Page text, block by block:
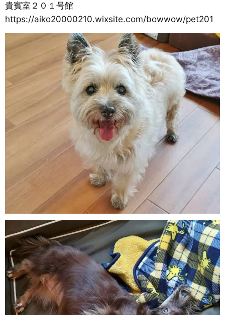
貴賓室２０１号館
https://aiko20000210.wixsite.com/bowwow/pet201